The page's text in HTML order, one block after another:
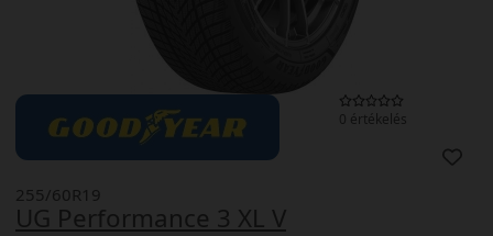
0 értékelés
UG Performance 3 XL V
255/60R19